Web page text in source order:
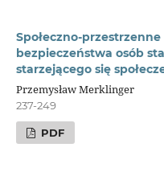
Społeczno-
bezpieczeństwa osób
starzejącego się
Przemysław Merklinger
237-249
PDF